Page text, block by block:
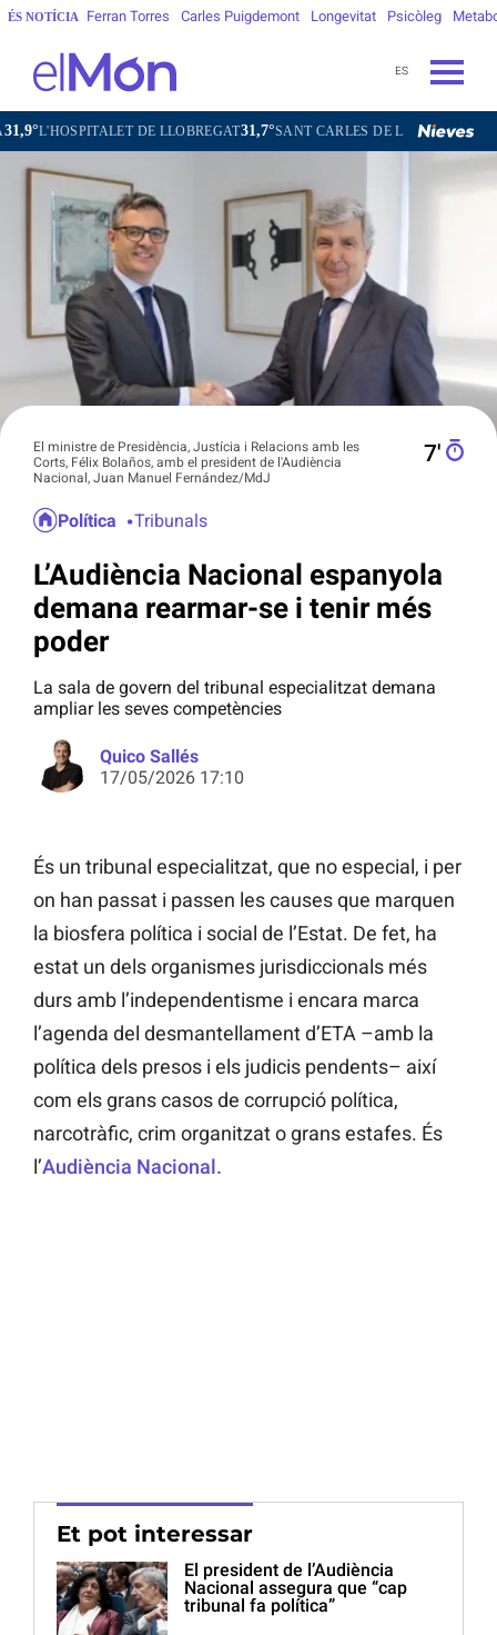
ÉS NOTÍCIA Ferran Torres Carles Puigdemont Longevitat Psicòleg
ES
DE LLOBREGAT31,7°SANT CARLES DE LA RÀPITA30,7° SANT
El ministre de Presidència, Justícia i Relacions amb les
Corts, Félix Bolaños, amb el president de l'Audiència
Nacional, Juan Manuel Fernández/MdJ
7′
Política Tribunals
L’Audiència Nacional espanyola
demana rearmar-se i tenir més
poder
La sala de govern del tribunal especialitzat demana
ampliar les seves competències
Quico Sallés
17/05/2026 17:10
És un tribunal especialitzat, que no especial, i per
on han passat i passen les causes que marquen
la biosfera política i social de l’Estat. De fet, ha
estat un dels organismes jurisdiccionals més
durs amb l’independentisme i encara marca
l’agenda del desmantellament d’ETA –amb la
política dels presos i els judicis pendents– així
com els grans casos de corrupció política,
narcotràfic, crim organitzat o grans estafes. És
l’Audiència Nacional.
Et pot interessar
El president de l’Audiència
Nacional assegura que “cap
tribunal fa política”